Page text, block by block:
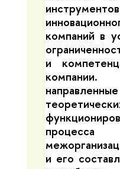
компаний в
и
компании.
и его